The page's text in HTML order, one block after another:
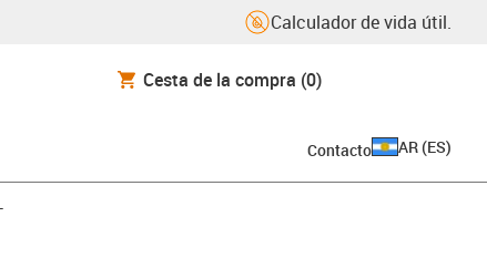
Calculador de vida útil.
Cesta de la compra (0)
Contacto AR (ES)